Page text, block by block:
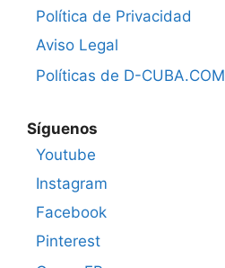
Política de Privacidad
Aviso Legal
Políticas de D-CUBA.COM
Síguenos
Youtube
Instagram
Facebook
Pinterest